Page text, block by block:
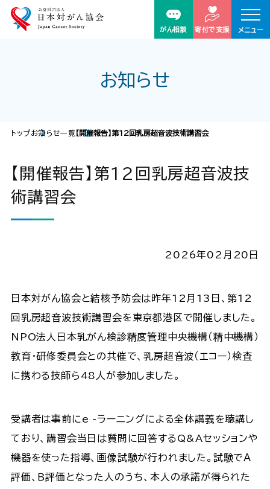
がん相談 寄付で支援 メニュー
お知らせ
トップお知らせ一覧 【開催報告】第12回乳房超音波技術講習会
【開催報告】第12回乳房超音波技
術講習会
2026年02月20日
日本対がん協会と結核予防会は昨年12月13日、第12
回乳房超音波技術講習会を東京都港区で開催しました。
NPO法人日本乳がん検診精度管理中央機構（精中機構）
教育・研修委員会との共催で、乳房超音波（エコー）検査
に携わる技師ら48人が参加しました。
受講者は事前にe -ラーニングによる全体講義を聴講し
ており、講習会当日は質問に回答するQ&Aセッションや
機器を使った指導、画像試験が行われました。試験でＡ
評価、Ｂ評価となった人のうち、本人の承諾が得られた